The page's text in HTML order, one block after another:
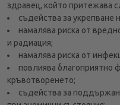
здравец, който притежава
съдейства за укрепване
намалява риска от
и радиация;
намалява риска от
повлиява благоприятно
кръвотворенето;
съдейства за